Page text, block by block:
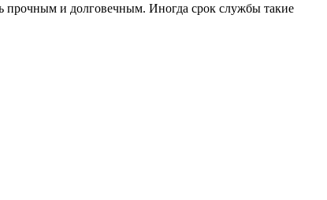
прочным и долговечным. Иногда срок службы такие